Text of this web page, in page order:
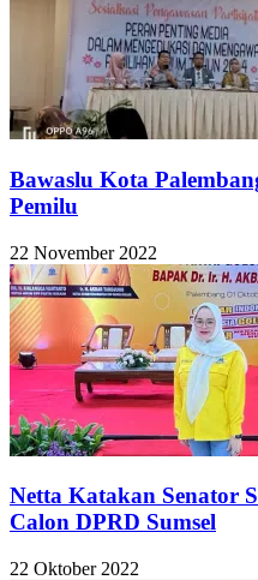
Bawaslu Kota
Pemilu
22 November 2022
Netta Katakan Senator
Calon DPRD Sumsel
22 Oktober 2022